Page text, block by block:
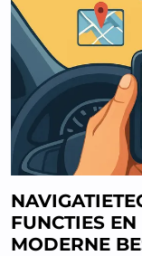
FUNCTIES
MODERNE